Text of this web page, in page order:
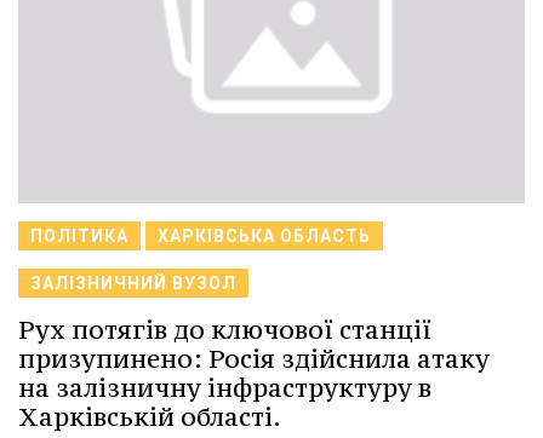
ПОЛІТИКА ХАРКІВСЬКА ОБЛАСТЬ
ЗАЛІЗНИЧНИЙ ВУЗОЛ
Рух потягів до ключової станції
призупинено: Росія здійснила атаку
на залізничну інфраструктуру в
Харківській області.